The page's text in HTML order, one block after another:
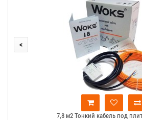
7,8 м2 Тонкий кабель под
<